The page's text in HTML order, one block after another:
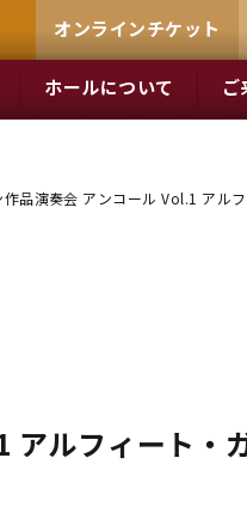
オンラインチケット
ホールについて ご
品演奏会 アンコール Vol.1 アル
アルフィート・